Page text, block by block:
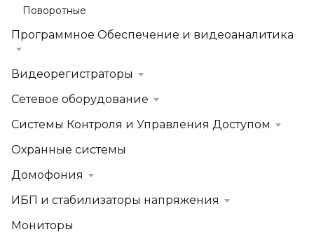
Поворотные
Программное Обеспечение и видеоаналитика
Видеорегистраторы
Сетевое оборудование
Системы Контроля и Управления Доступом
Охранные системы
Домофония
ИБП и стабилизаторы напряжения
Мониторы